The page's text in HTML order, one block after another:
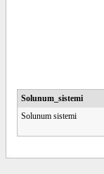
Solunum_sistemi
Solunum sistemi